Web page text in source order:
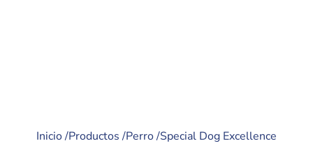
Inicio /Productos /Perro /Special Dog Excellence